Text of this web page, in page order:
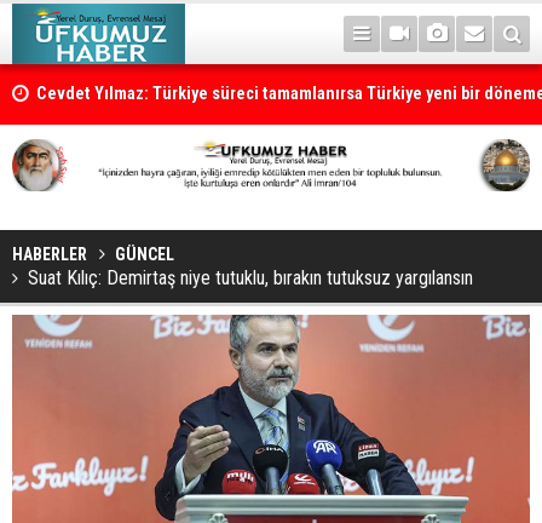
Cevdet Yılmaz: Türkiye süreci tamamlanırsa Türkiye yeni bir
HABERLER GÜNCEL
Suat Kılıç: Demirtaş niye tutuklu, bırakın tutuksuz yargılansın